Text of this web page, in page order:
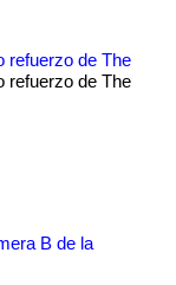
refuerzo de The
refuerzo de The
B de la